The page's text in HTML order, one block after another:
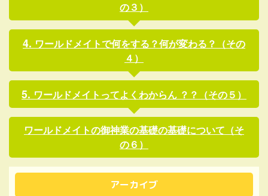
の３）
ワールドメイトで何をする？何が変わる？（その
４）
ワールドメイトってよくわからん ？？（その５）
ワールドメイトの御神業の基礎の基礎について（そ
の６）
アーカイブ